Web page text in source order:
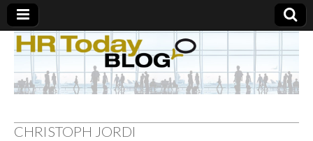
CHRISTOPH JORDI